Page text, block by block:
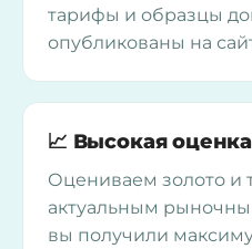
тарифы и образцы
опубликованы на
📈 Высокая
Оцениваем золото и
актуальным
вы получили